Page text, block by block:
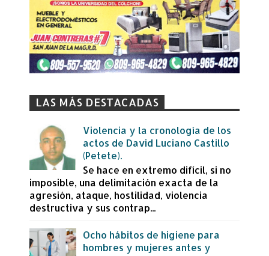
LAS MÁS DESTACADAS
Violencia y la cronología de los
actos de David Luciano Castillo
(Petete).
Se hace en extremo difícil, si no
imposible, una delimitación exacta de la
agresión, ataque, hostilidad, violencia
destructiva y sus contrap...
Ocho hábitos de higiene para
hombres y mujeres antes y